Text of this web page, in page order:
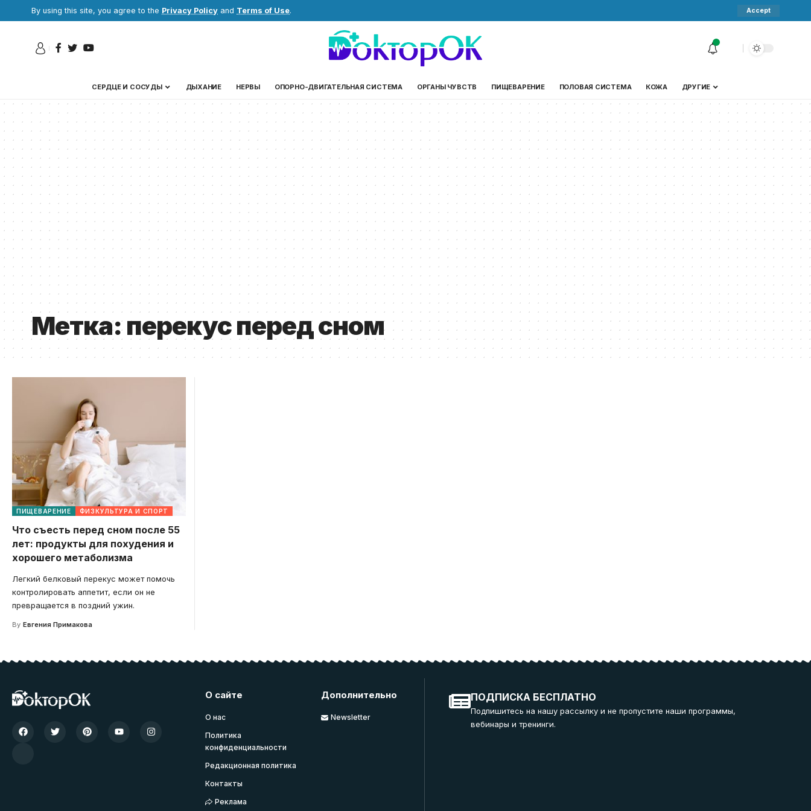
By using this site, you agree to the Privacy Policy and Terms of Use. Accept
СЕРДЦЕ И СОСУДЫ ДЫХАНИЕ НЕРВЫ ОПОРНО-ДВИГАТЕЛЬНАЯ СИСТЕМА ОРГАНЫ ЧУВСТВ ПИЩЕВАРЕНИЕ ПОЛОВАЯ СИСТЕМА КОЖА ДРУГИЕ
Метка:перекус перед сном
ПИЩЕВАРЕНИЕ ФИЗКУЛЬТУРА И СПОРТ
Что съесть перед сном после 55
лет: продукты для похудения и
хорошего метаболизма
Легкий белковый перекус может помочь
контролировать аппетит, если он не
превращается в поздний ужин.
By Евгения Примакова
О сайте
О нас
Политика
конфиденциальности
Редакционная политика
Контакты
Реклама
Дополнительно
Newsletter
ПОДПИСКА БЕСПЛАТНО
Подпишитесь на нашу рассылку и не пропустите наши программы,
вебинары и тренинги.